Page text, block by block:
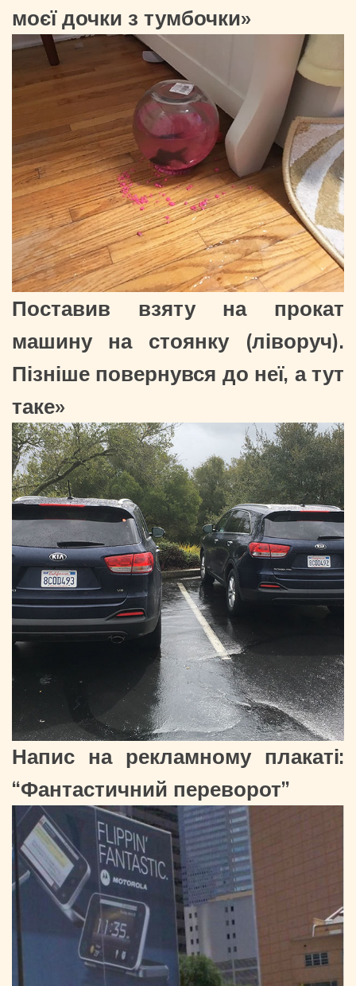
моєї дочки з тумбочки»
Поставив взяту на прокат
машину на стоянку (ліворуч).
Пізніше повернувся до неї, а тут
таке»
Напис на рекламному плакаті:
“Фантастичний переворот”